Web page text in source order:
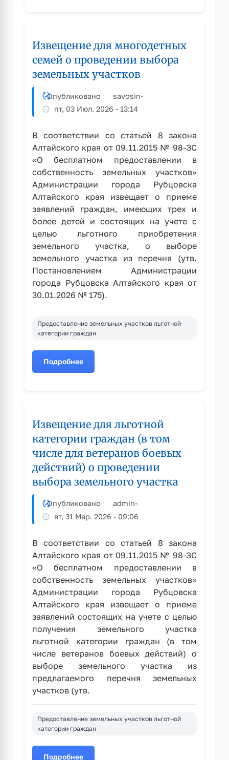
граждан
(в
том
числе
ветеранов
боевых
о
проведении
выбора
Извещение для многодетных
семей о проведении выбора
земельных участков
Опубликовано savosin-
пт, 03 Июл. 2026 - 13:14
В соответствии со статьей 8 закона
Алтайского края от 09.11.2015 № 98-ЗС
«О бесплатном предоставлении в
собственность земельных участков»
Администрации города Рубцовска
Алтайского края извещает о приеме
заявлений граждан, имеющих трех и
более детей и состоящих на учете с
целью льготного приобретения
земельного участка, о выборе
земельного участка из перечня (утв.
Постановлением Администрации
города Рубцовска Алтайского края от
30.01.2026 № 175).
Предоставление земельных участков льготной
категории граждан
Подробнее
о
о
проведении
выбора
земельных
участков
Извещение для льготной
категории граждан (в том
числе для ветеранов боевых
действий) о проведении
выбора земельного участка
Опубликовано admin-
вт, 31 Мар. 2026 - 09:06
В соответствии со статьей 8 закона
Алтайского края от 09.11.2015 № 98-ЗС
«О бесплатном предоставлении в
собственность земельных участков»
Администрации города Рубцовска
Алтайского края извещает о приеме
заявлений состоящих на учете с целью
получения земельного участка
льготной категории граждан (в том
числе ветеранов боевых действий) о
выборе земельного участка из
предлагаемого перечня земельных
участков (утв.
Предоставление земельных участков льготной
категории граждан
Подробнее